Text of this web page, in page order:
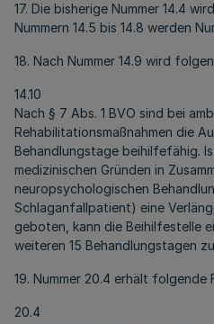
17. Die bisherige Nummer 14.4
Nummern 14.5 bis 14.8 werden
18. Nach Nummer 14.9 wird
14.10
Nach § 7 Abs. 1 BVO sind bei
Rehabilitationsmaßnahmen die
Behandlungstage beihilfefähig.
medizinischen Gründen in
neuropsychologischen
Schlaganfallpatient) eine
geboten, kann die Beihilfestelle
weiteren 15 Behandlungstagen
19. Nummer 20.4 erhält folgende
20.4